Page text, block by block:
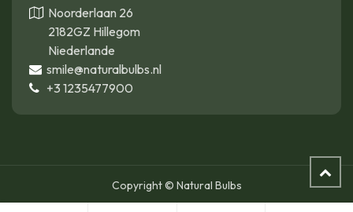
Noorderlaan 26
2182GZ Hillegom
Niederlande
smile@naturalbulbs.nl
+3 1235477900
Copyright © Natural Bulbs